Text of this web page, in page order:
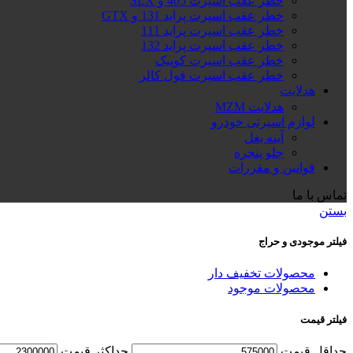
خطر عقب اسپرت پراید 131 و GTX
خطر عقب اسپرت پراید 111
خطر عقب اسپرت پراید 132
خطر عقب اسپرت کوییک
خطر عقب اسپرت فول کالر
هدلایت
هدلایت MZM
لوازم اسپرتی خودرو
آینه بغل
جلو پنجره
قوانین و مقررات
تماس با ما
بستن
فیلتر موجودی و حراج
محصولات تخفیف دار
محصولات موجود
فیلتر قیمت